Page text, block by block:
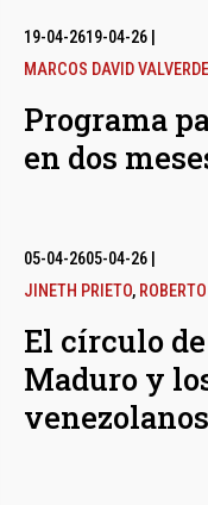
19-04-2619-04-26
MARCOS DAVID VALVERDE
Programa
en dos
05-04-2605-04-26
JINETH PRIETO,
El círculo
Maduro y
venezolanos